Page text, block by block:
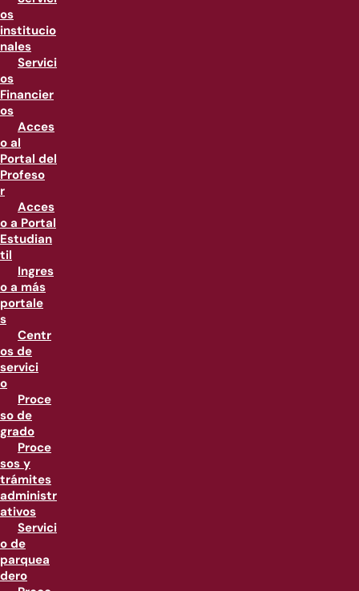
os
institucio
nales
Servici
os
Financier
os
Acces
o al
Portal del
Profeso
r
Acces
o a Portal
Estudian
til
Ingres
o a más
portale
s
Centr
os de
servici
o
Proce
so de
grado
Proce
sos y
trámites
administr
ativos
Servici
o de
parquea
dero